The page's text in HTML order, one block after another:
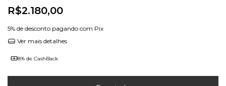
R$2.180,00
5% de desconto pagando com Pix
Ver mais detalhes
8% de CashBack